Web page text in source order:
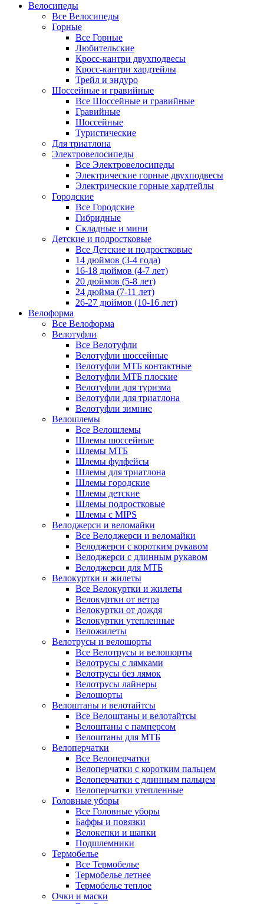
Велосипеды
Все Велосипеды
Горные
Все Горные
Любительские
Кросс-кантри двухподвесы
Кросс-кантри хардтейлы
Трейл и эндуро
Шоссейные и гравийные
Все Шоссейные и гравийные
Гравийные
Шоссейные
Туристические
Для триатлона
Электровелосипеды
Все Электровелосипеды
Электрические горные двухподвесы
Электрические горные хардтейлы
Городские
Все Городские
Гибридные
Складные и мини
Детские и подростковые
Все Детские и подростковые
14 дюймов (3-4 года)
16-18 дюймов (4-7 лет)
20 дюймов (5-8 лет)
24 дюйма (7-11 лет)
26-27 дюймов (10-16 лет)
Велоформа
Все Велоформа
Велотуфли
Все Велотуфли
Велотуфли шоссейные
Велотуфли МТБ контактные
Велотуфли МТБ плоские
Велотуфли для туризма
Велотуфли для триатлона
Велотуфли зимние
Велошлемы
Все Велошлемы
Шлемы шоссейные
Шлемы МТБ
Шлемы фулфейсы
Шлемы для триатлона
Шлемы городские
Шлемы детские
Шлемы подростковые
Шлемы с MIPS
Велоджерси и веломайки
Все Велоджерси и веломайки
Велоджерси с коротким рукавом
Велоджерси с длинным рукавом
Велоджерси для МТБ
Велокуртки и жилеты
Все Велокуртки и жилеты
Велокуртки от ветра
Велокуртки от дождя
Велокуртки утепленные
Веложилеты
Велотрусы и велошорты
Все Велотрусы и велошорты
Велотрусы с лямками
Велотрусы без лямок
Велотрусы лайнеры
Велошорты
Велоштаны и велотайтсы
Все Велоштаны и велотайтсы
Велоштаны с памперсом
Велоштаны для МТБ
Велоперчатки
Все Велоперчатки
Велоперчатки с коротким пальцем
Велоперчатки с длинным пальцем
Велоперчатки утепленные
Головные уборы
Все Головные уборы
Баффы и повязки
Велокепки и шапки
Подшлемники
Термобелье
Все Термобелье
Термобелье летнее
Термобелье теплое
Очки и маски